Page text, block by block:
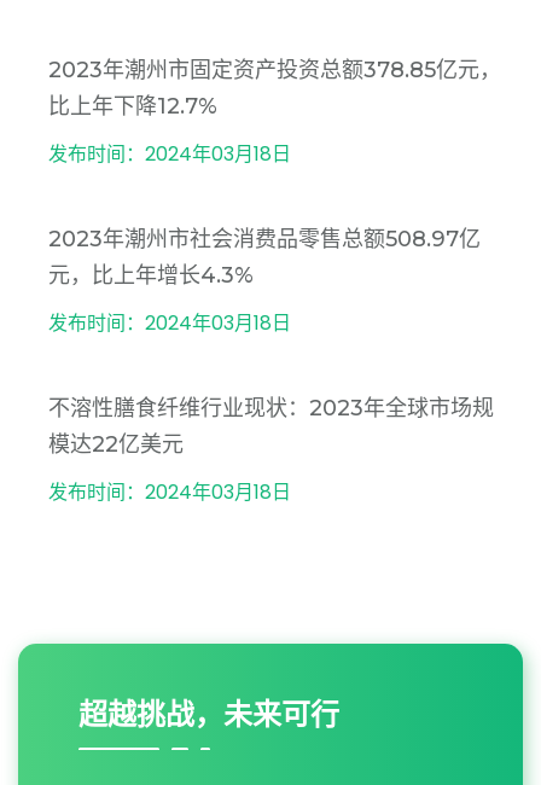
2023年潮州市固定资产投资总额378.85亿元，
比上年下降12.7%
发布时间：2024年03月18日
2023年潮州市社会消费品零售总额508.97亿
元，比上年增长4.3%
发布时间：2024年03月18日
不溶性膳食纤维行业现状：2023年全球市场规
模达22亿美元
发布时间：2024年03月18日
超越挑战，未来可行